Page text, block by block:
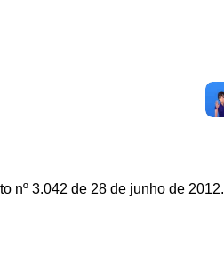
nº 3.042 de 28 de junho de 2012.